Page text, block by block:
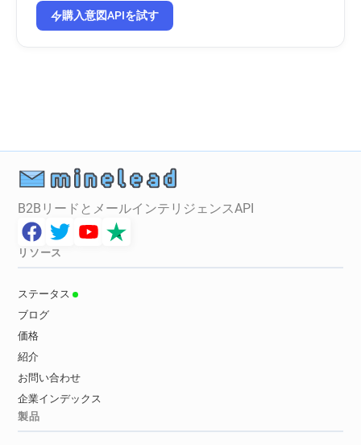
購入意図APIを試す
B2BリードとメールインテリジェンスAPI
リソース
ステータス
ブログ
価格
紹介
お問い合わせ
企業インデックス
製品